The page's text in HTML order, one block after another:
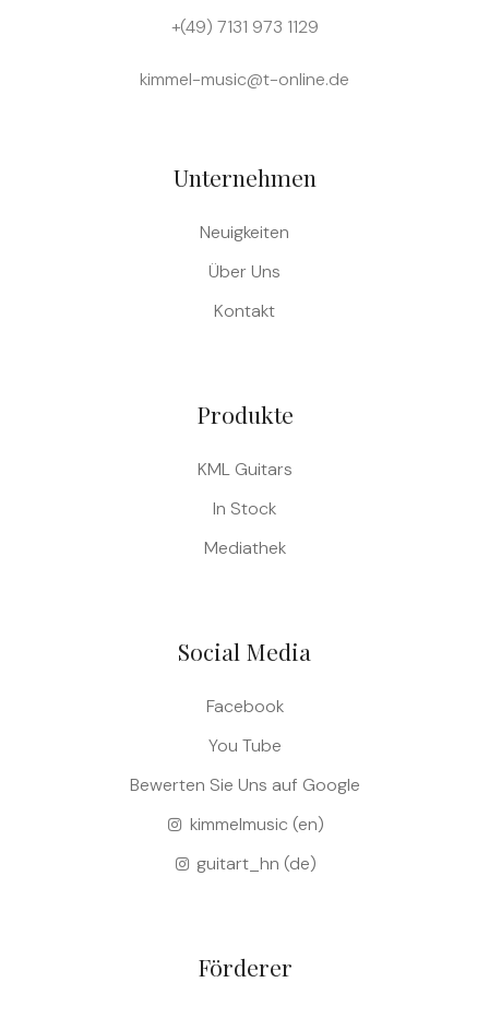
+(49) 7131 973 1129
kimmel-music@t-online.de
Unternehmen
Neuigkeiten
Über Uns
Kontakt
Produkte
KML Guitars
In Stock
Mediathek
Social Media
Facebook
You Tube
Bewerten Sie Uns auf Google
kimmelmusic (en)
guitart_hn (de)
Förderer